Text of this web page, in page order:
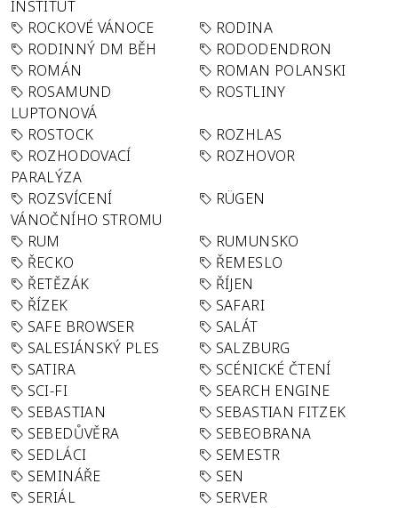
INSTITUT
ROCKOVÉ VÁNOCE
RODINA
RODINNÝ DM BĚH
RODODENDRON
ROMÁN
ROMAN POLANSKI
ROSAMUND
LUPTONOVÁ
ROSTLINY
ROSTOCK
ROZHLAS
ROZHODOVACÍ
PARALÝZA
ROZHOVOR
ROZSVÍCENÍ
VÁNOČNÍHO STROMU
RÜGEN
RUM
RUMUNSKO
ŘECKO
ŘEMESLO
ŘETĚZÁK
ŘÍJEN
ŘÍZEK
SAFARI
SAFE BROWSER
SALÁT
SALESIÁNSKÝ PLES
SALZBURG
SATIRA
SCÉNICKÉ ČTENÍ
SCI-FI
SEARCH ENGINE
SEBASTIAN
SEBASTIAN FITZEK
SEBEDŮVĚRA
SEBEOBRANA
SEDLÁCI
SEMESTR
SEMINÁŘE
SEN
SERIÁL
SERVER